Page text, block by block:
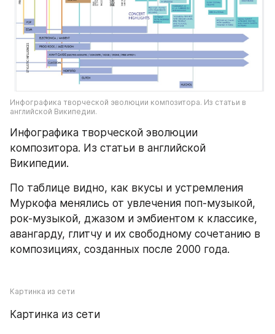
Инфографика творческой эволюции композитора. Из статьи в
английской Википедии.
Инфографика творческой эволюции
композитора. Из статьи в английской
Википедии.
По таблице видно, как вкусы и устремления
Муркофа менялись от увлечения поп-музыкой,
рок-музыкой, джазом и эмбиентом к классике,
авангарду, глитчу и их свободному сочетанию в
композициях, созданных после 2000 года.
Картинка из сети
Картинка из сети